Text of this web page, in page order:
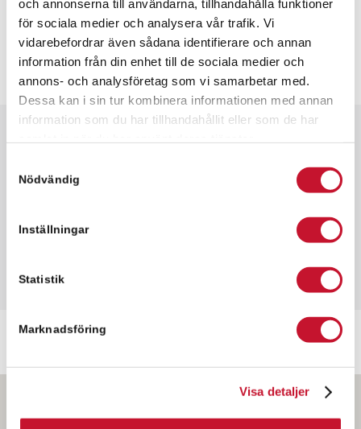
och annonserna till användarna, tillhandahålla funktioner
för sociala medier och analysera vår trafik. Vi
vidarebefordrar även sådana identifierare och annan
information från din enhet till de sociala medier och
annons- och analysföretag som vi samarbetar med.
Dessa kan i sin tur kombinera informationen med annan
information som du har tillhandahållit eller som de har
Nödvändig
Inställningar
Statistik
Marknadsföring
Visa detaljer
Snabbfakta
✓ Hyresrätt